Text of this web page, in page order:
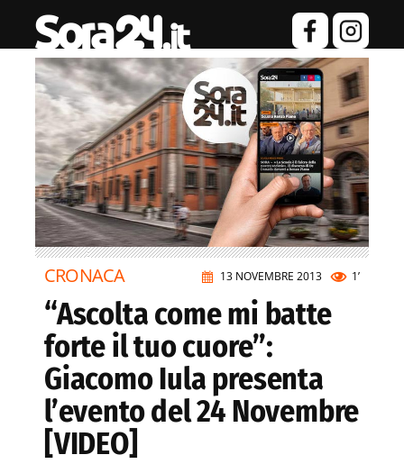
13 NOVEMBRE 2013 1’
CRONACA
“Ascolta come mi batte
forte il tuo cuore”:
Giacomo Iula presenta
l’evento del 24 Novembre
[VIDEO]